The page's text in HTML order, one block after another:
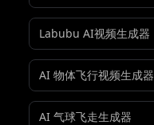
Labubu AI视频生成器
AI 物体飞行视频生成器
AI 气球飞走生成器